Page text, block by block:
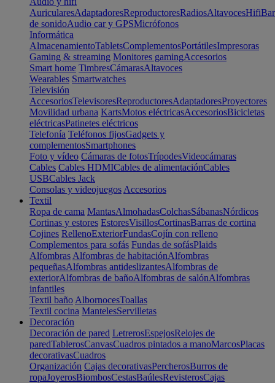
AuricularesAdaptadoresReproductoresRadiosAltavocesHifi
de sonidoAudio car y GPSMicrófonos
Informática
AlmacenamientoTabletsComplementosPortátilesImpresoras
Gaming & streaming Monitores gamingAccesorios
Smart home TimbresCámarasAltavoces
Wearables Smartwatches
Televisión
AccesoriosTelevisoresReproductoresAdaptadoresProyectores
Movilidad urbana KartsMotos eléctricasAccesoriosBicicletas
eléctricasPatinetes eléctricos
Telefonía Teléfonos fijosGadgets y
complementosSmartphones
Foto y vídeo Cámaras de fotosTrípodesVideocámaras
Cables Cables HDMICables de alimentaciónCables
USBCables Jack
Consolas y videojuegos Accesorios
Textil
Ropa de cama MantasAlmohadasColchasSábanasNórdicos
Cortinas y estores EstoresVisillosCortinasBarras de cortina
Cojines RellenoExteriorFundasCojín con relleno
Complementos para sofás Fundas de sofásPlaids
Alfombras Alfombras de habitaciónAlfombras
pequeñasAlfombras antideslizantesAlfombras de
exteriorAlfombras de bañoAlfombras de salónAlfombras
infantiles
Textil baño AlbornocesToallas
Textil cocina MantelesServilletas
Decoración
Decoración de pared LetrerosEspejosRelojes de
paredTablerosCanvasCuadros pintados a manoMarcosPlacas
decorativasCuadros
Organización Cajas decorativasPercherosBurros de
ropaJoyerosBiombosCestasBaúlesRevisterosCajas